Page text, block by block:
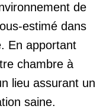
de
estimé dans
En apportant
chambre à
lieu assurant un
saine.